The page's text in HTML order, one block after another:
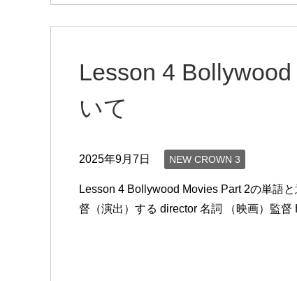
Lesson 4
いて
2025年9月7日 NEW CROWN 3
Lesson 4 Bollywood Movies Part 2の単語
督（演出）する director 名詞 （映画）監督